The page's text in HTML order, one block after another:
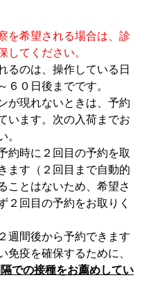
を希望される場合は、診
してください。
るのは、操作している日
６０日後までです。
が現れないときは、予約
います。次の入荷までお
。
約時に２回目の予約を取
ます（２回目まで自動的
ことはないため、希望さ
２回目の予約をお取りく
週間後から予約できます
免疫を確保するために、
での接種をお薦めしてい